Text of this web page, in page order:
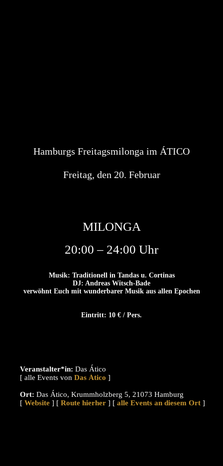
Hamburgs Freitagsmilonga im ÁTICO
Freitag, den 20. Februar
MILONGA
20:00 – 24:00 Uhr
Musik: Traditionell in Tandas u. Cortinas
DJ: Andreas Witsch-Bade
verwöhnt Euch mit wunderbarer Musik aus allen Epochen
Eintritt: 10 € / Pers.
Veranstalter*in: Das Ático
[ alle Events von
]
Ort: Das Ático, Krummholzberg 5, 21073 Hamburg
[ Website ] [ Route hierher ] [ alle Events an diesem Ort ]